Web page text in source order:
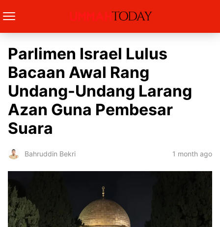
Parlimen Israel Lulus
Bacaan Awal Rang
Undang-Undang Larang
Azan Guna Pembesar
Suara
Bahruddin Bekri 1 month ago